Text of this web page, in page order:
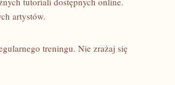
artystów.
treningu. Nie zrażaj się